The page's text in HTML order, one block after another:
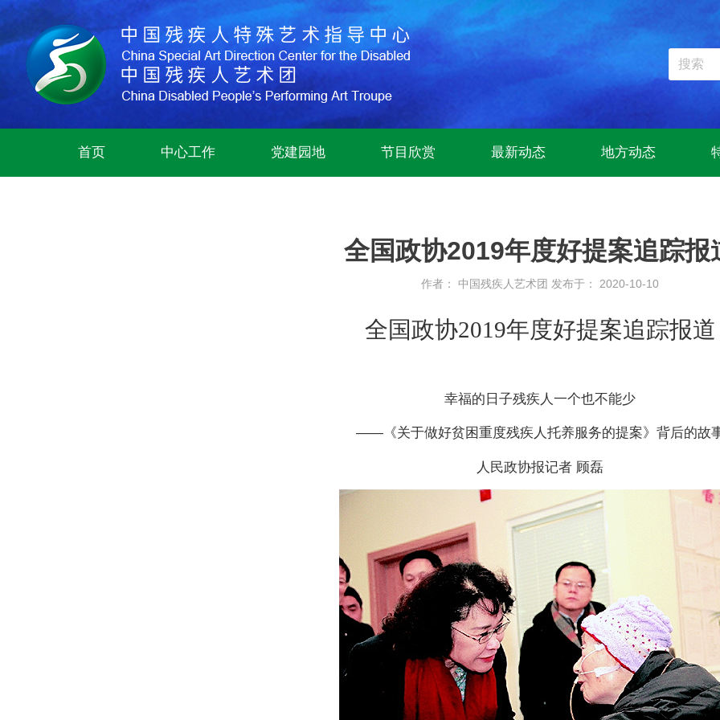
首页 中心工作 党建园地 节目欣赏 最新动态 地方动态
全国政协2019年度好提案追踪报
作者： 中国残疾人艺术团 发布于： 2020-10-10
全国政协2019年度好提案追踪报道
幸福的日子残疾人一个也不能少
——《关于做好贫困重度残疾人托养服务的提案》背后的故
人民政协报记者 顾磊